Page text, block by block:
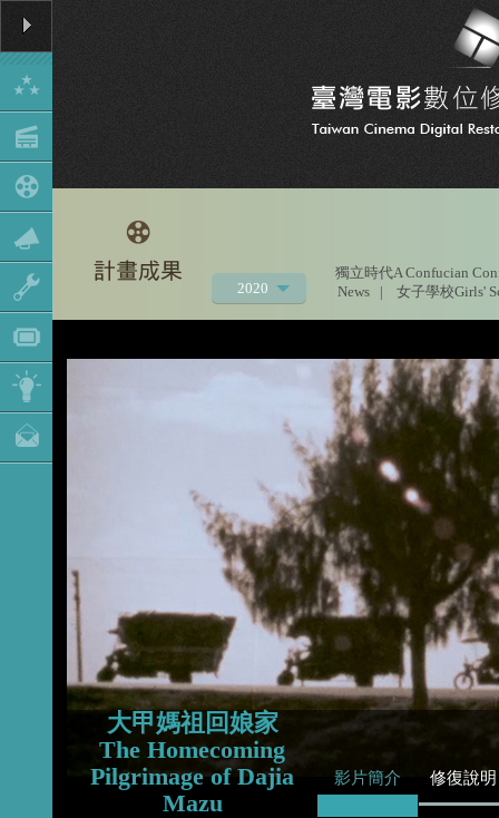
2020
2021
2019
2015
2014
2013
獨立時代A Confucian
News
| 女子學校Girls'
大甲媽祖回娘家
The Homecoming
Pilgrimage of Dajia
Mazu
影片簡介 修復說明